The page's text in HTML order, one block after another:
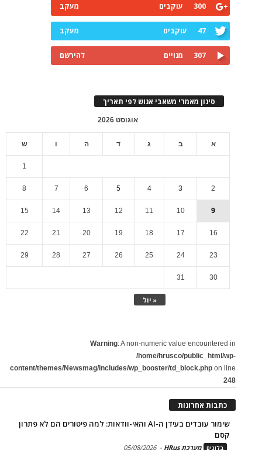
300 עוקבים מעקב
47 עוקבים מעקב
307 מנויים להירשם
סינון מאמרי משאבי אנוש לפי תאריך
אוגוסט 2026
א ב ג ד ה ו ש
« יול
1
2
3
4
5
6
7
8
9
10
11
12
13
14
15
16
17
18
19
20
21
22
23
24
25
26
27
28
29
30
31
Warning: A non-numeric value encountered in
/home/hrusco/public_html/wp-
content/themes/Newsmag/includes/wp_booster/td_block.php on line
248
כתבות אחרונות
שימור עובדים בעידן ה-AI והאי-וודאות: למה פיטורים הם לא פתרון
קסם
בלוגים מערכת HRus -
05/08/2026